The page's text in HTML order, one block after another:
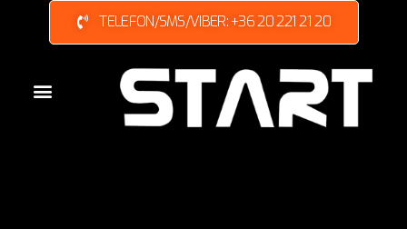
TELEFON/SMS/VIBER: +36 20 221 21 20